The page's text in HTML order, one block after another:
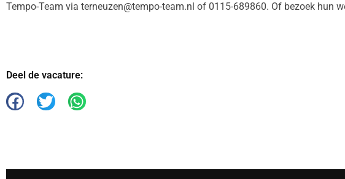
Tempo-Team via terneuzen@tempo-team.nl of 0115-689860. Of bezoek hun
Deel de vacature: